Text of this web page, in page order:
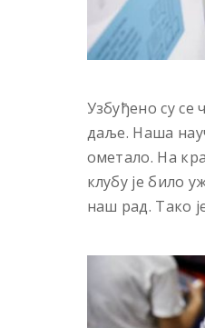
Узбуђено су се
даље. Наша
ометало. На
клубу је било
наш рад. Тако